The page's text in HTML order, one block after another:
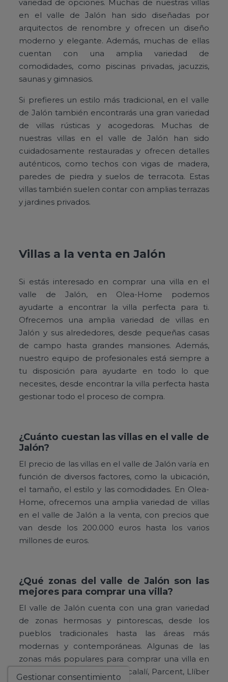
variedad de opciones. Muchas de nuestras villas
en el valle de Jalón han sido diseñadas por
arquitectos de renombre y ofrecen un diseño
moderno y elegante. Además, muchas de ellas
cuentan con una amplia variedad de
comodidades, como piscinas privadas, jacuzzis,
saunas y gimnasios.
Si prefieres un estilo más tradicional, en el valle
de Jalón también encontrarás una gran variedad
de villas rústicas y acogedoras. Muchas de
nuestras villas en el valle de Jalón han sido
cuidadosamente restauradas y ofrecen detalles
auténticos, como techos con vigas de madera,
paredes de piedra y suelos de terracota. Estas
villas también suelen contar con amplias terrazas
y jardines privados.
Villas a la venta en Jalón
Si estás interesado en comprar una villa en el
valle de Jalón, en Olea-Home podemos
ayudarte a encontrar la villa perfecta para ti.
Ofrecemos una amplia variedad de villas en
Jalón y sus alrededores, desde pequeñas casas
de campo hasta grandes mansiones. Además,
nuestro equipo de profesionales está siempre a
tu disposición para ayudarte en todo lo que
necesites, desde encontrar la villa perfecta hasta
gestionar todo el proceso de compra.
¿Cuánto cuestan las villas en el valle de
Jalón?
El precio de las villas en el valle de Jalón varía en
función de diversos factores, como la ubicación,
el tamaño, el estilo y las comodidades. En Olea-
Home, ofrecemos una amplia variedad de villas
en el valle de Jalón a la venta, con precios que
van desde los 200.000 euros hasta los varios
millones de euros.
¿Qué zonas del valle de Jalón son las
mejores para comprar una villa?
El valle de Jalón cuenta con una gran variedad
de zonas hermosas y pintorescas, desde los
pueblos tradicionales hasta las áreas más
modernas y contemporáneas. Algunas de las
zonas más populares para comprar una villa en
el valle de Jalón incluyen Alcalalí, Parcent, Llíber
Gestionar consentimiento